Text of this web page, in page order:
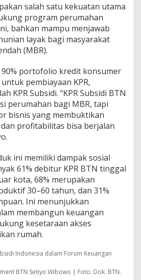
r
k
e
l
a
n
u
t
a
n
D
u
n
salah satu kekuatan utama
program perumahan
bahkan mampu menjawab
layak bagi masyarakat
(MBR).
90% portofolio kredit konsumer
pembiayaan KPR,
KPR Subsidi. “KPR Subsidi BTN
perumahan bagi MBR, tapi
bisnis yang membuktikan
profitabilitas bisa berjalan
ini memiliki dampak sosial
61% debitur KPR BTN tinggal
kota, 68% merupakan
30–60 tahun, dan 31%
Ini menunjukkan
membangun keuangan
kesetaraan akses
rumah.
BTN Setiyo Wibowo | Foto: Dok. BTN.